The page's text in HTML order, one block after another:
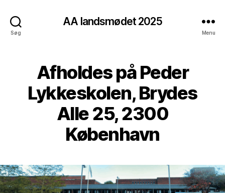
Søg
AA landsmødet 2025
Menu
Afholdes på Peder
Lykkeskolen, Brydes
Alle 25, 2300
København